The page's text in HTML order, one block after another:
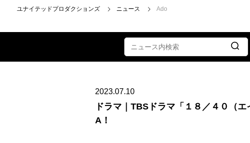
ユナイテッドプロダクションズ ニュース Ado
2023.07.10
ドラマ｜TBSドラマ「１８／４０（
A！